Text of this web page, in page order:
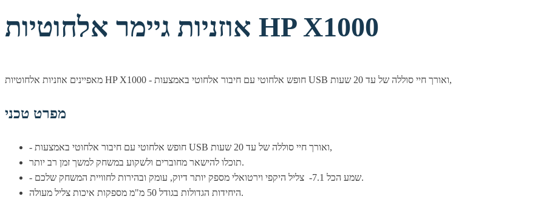
אוזניות גיימר אלחוטיות HP X1000
מאפיינים אוזניות אלחוטיות HP X1000 - חופש אלחוטי עם חיבור אלחוטי באמצעות USB ואורך חיי סוללה של עד 20 שעות,
מפרט טכני
- חופש אלחוטי עם חיבור אלחוטי באמצעות USB ואורך חיי סוללה של עד 20 שעות,
תוכלו להישאר מחוברים ולשקוע במשחק למשך זמן רב יותר.
- שמע הכל 7.1- צליל היקפי וירטואלי מספק יותר דיוק, עומק ובהירות לחוויית המשחק שלכם.
היחידות הגדולות בגודל 50 מ"מ מספקות איכות צליל מעולה.